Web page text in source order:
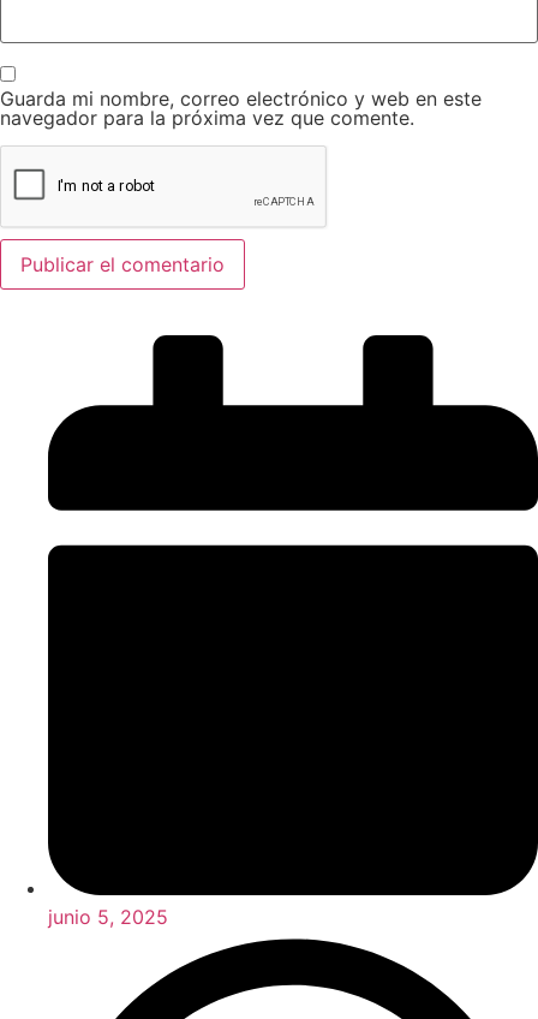
Guarda mi nombre, correo electrónico y web en este
navegador para la próxima vez que comente.
junio 5, 2025